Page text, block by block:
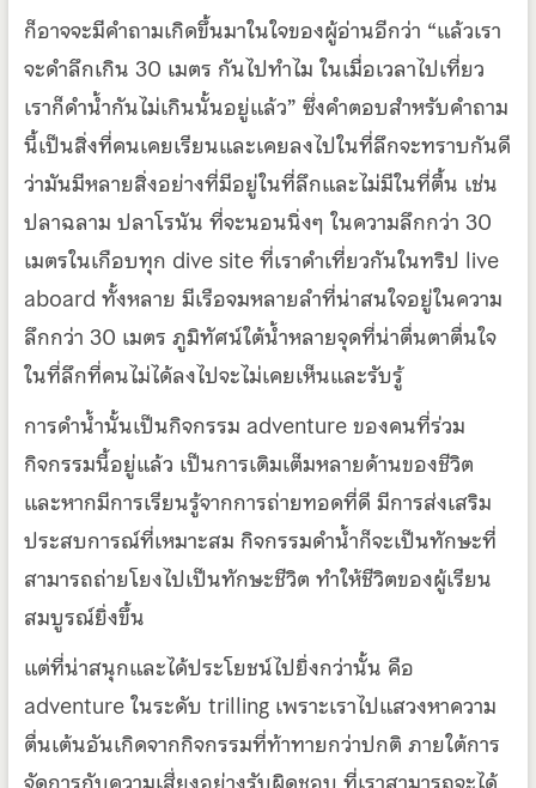
ก็อาจจะมีคำถามเกิดขึ้นมาในใจของผู้อ่านอีกว่า “แล้วเรา
จะดำลึกเกิน 30 เมตร กันไปทำไม ในเมื่อเวลาไปเที่ยว
เราก็ดำน้ำกันไม่เกินนั้นอยู่แล้ว” ซึ่งคำตอบสำหรับคำถาม
นี้เป็นสิ่งที่คนเคยเรียนและเคยลงไปในที่ลึกจะทราบกันดี
ว่ามันมีหลายสิ่งอย่างที่มีอยู่ในที่ลึกและไม่มีในที่ตื้น เช่น
ปลาฉลาม ปลาโรนัน ที่จะนอนนิ่งๆ ในความลึกกว่า 30
เมตรในเกือบทุก dive site ที่เราดำเที่ยวกันในทริป live
aboard ทั้งหลาย มีเรือจมหลายลำที่น่าสนใจอยู่ในความ
ลึกกว่า 30 เมตร ภูมิทัศน์ใต้น้ำหลายจุดที่น่าตื่นตาตื่นใจ
ในที่ลึกที่คนไม่ได้ลงไปจะไม่เคยเห็นและรับรู้
การดำน้ำนั้นเป็นกิจกรรม adventure ของคนที่ร่วม
กิจกรรมนี้อยู่แล้ว เป็นการเติมเต็มหลายด้านของชีวิต
และหากมีการเรียนรู้จากการถ่ายทอดที่ดี มีการส่งเสริม
ประสบการณ์ที่เหมาะสม กิจกรรมดำน้ำก็จะเป็นทักษะที่
สามารถถ่ายโยงไปเป็นทักษะชีวิต ทำให้ชีวิตของผู้เรียน
สมบูรณ์ยิ่งขึ้น
แต่ที่น่าสนุกและได้ประโยชน์ไปยิ่งกว่านั้น คือ
adventure ในระดับ trilling เพราะเราไปแสวงหาความ
ตื่นเต้นอันเกิดจากกิจกรรมที่ท้าทายกว่าปกติ ภายใต้การ